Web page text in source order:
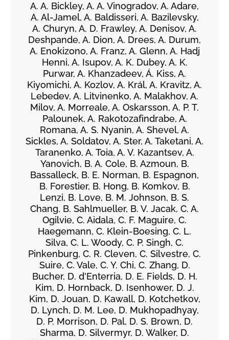
A. A. Bickley, A. A. Vinogradov, A. Adare,
A. Al-Jamel, A. Baldisseri, A. Bazilevsky,
A. Churyn, A. D. Frawley, A. Denisov, A.
Deshpande, A. Dion, A. Drees, A. Durum,
A. Enokizono, A. Franz, A. Glenn, A. Hadj
Henni, A. Isupov, A. K. Dubey, A. K.
Purwar, A. Khanzadeev, Á. Kiss, A.
Kiyomichi, A. Kozlov, A. Král, A. Kravitz, A.
Lebedev, A. Litvinenko, A. Malakhov, A.
Milov, A. Morreale, A. Oskarsson, A. P. T.
Palounek, A. Rakotozafindrabe, A.
Romana, A. S. Nyanin, A. Shevel, A.
Sickles, A. Soldatov, A. Ster, A. Taketani, A.
Taranenko, A. Toia, A. V. Kazantsev, A.
Yanovich, B. A. Cole, B. Azmoun, B.
Bassalleck, B. E. Norman, B. Espagnon,
B. Forestier, B. Hong, B. Komkov, B.
Lenzi, B. Love, B. M. Johnson, B. S.
Chang, B. Sahlmueller, B. V. Jacak, C. A.
Ogilvie, C. Aidala, C. F. Maguire, C.
Haegemann, C. Klein-Boesing, C. L.
Silva, C. L. Woody, C. P. Singh, C.
Pinkenburg, C. R. Cleven, C. Silvestre, C.
Suire, C. Vale, C. Y. Chi, C. Zhang, D.
Bucher, D. d'Enterria, D. E. Fields, D. H.
Kim, D. Hornback, D. Isenhower, D. J.
Kim, D. Jouan, D. Kawall, D. Kotchetkov,
D. Lynch, D. M. Lee, D. Mukhopadhyay,
D. P. Morrison, D. Pal, D. S. Brown, D.
Sharma, D. Silvermyr, D. Walker, D.